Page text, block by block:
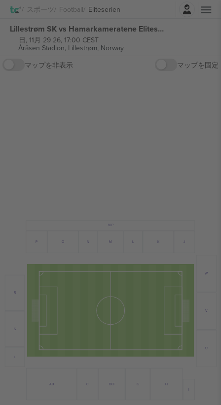
スポーツ Football Eliteserien
Lillestrøm SK vs Hamarkameratene Eliteserien チケット
日, 11月 29 26, 17:00 CEST
Åråsen Stadion, Lillestrøm, Norway
マップを非表示
マップを固定
P O N M L K J
I
H
G
DEF
C
AB
W
V
U
T
S
R
VIP